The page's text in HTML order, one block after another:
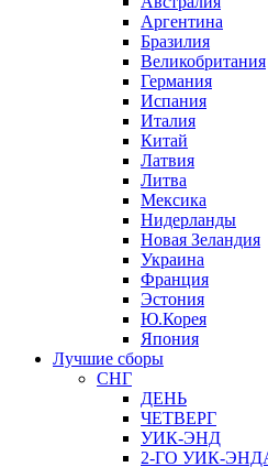
Аргентина
Бразилия
Великобритания
Германия
Испания
Италия
Китай
Латвия
Литва
Мексика
Нидерланды
Новая Зеландия
Украина
Франция
Эстония
Ю.Корея
Япония
Лучшие сборы
СНГ
ДЕНЬ
ЧЕТВЕРГ
УИК-ЭНД
2-ГО УИК-